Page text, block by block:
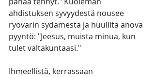
ahdistuksen syvyydestä nousee
ryövärin sydämestä ja huulilta anova
pyyntö: "Jeesus, muista minua, kun
tulet valtakuntaasi."
Ihmeellistä, kerrassaan